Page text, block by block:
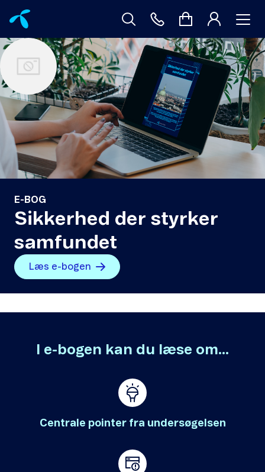
E-BOG
Sikkerhed der styrker
samfundet
Læs e-bogen
I e-bogen kan du læse om...
Centrale pointer fra undersøgelsen